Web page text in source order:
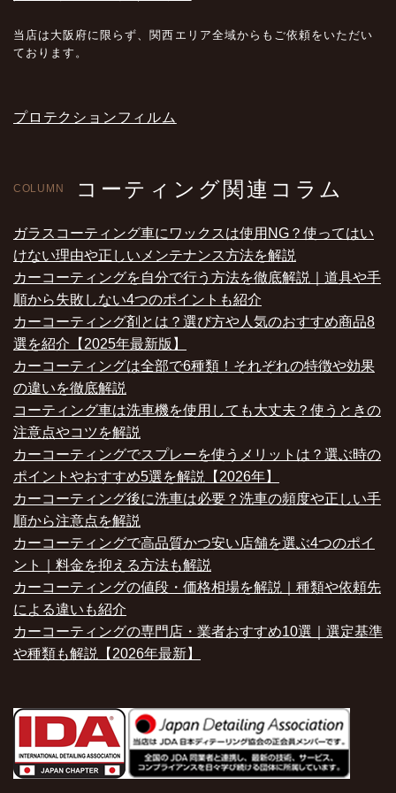
当店は大阪府に限らず、関西エリア全域からもご依頼をいただい
ております。
プロテクションフィルム
COLUMN コーティング関連コラム
ガラスコーティング車にワックスは使用NG？使ってはい
けない理由や正しいメンテナンス方法を解説
カーコーティングを自分で行う方法を徹底解説｜道具や手
順から失敗しない4つのポイントも紹介
カーコーティング剤とは？選び方や人気のおすすめ商品8
選を紹介【2025年最新版】
カーコーティングは全部で6種類！それぞれの特徴や効果
の違いを徹底解説
コーティング車は洗車機を使用しても大丈夫？使うときの
注意点やコツを解説
カーコーティングでスプレーを使うメリットは？選ぶ時の
ポイントやおすすめ5選を解説【2026年】
カーコーティング後に洗車は必要？洗車の頻度や正しい手
順から注意点を解説
カーコーティングで高品質かつ安い店舗を選ぶ4つのポイ
ント｜料金を抑える方法も解説
カーコーティングの値段・価格相場を解説｜種類や依頼先
による違いも紹介
カーコーティングの専門店・業者おすすめ10選｜選定基準
や種類も解説【2026年最新】